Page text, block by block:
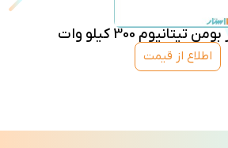
300 کیلو وات
اطلاع از قیمت